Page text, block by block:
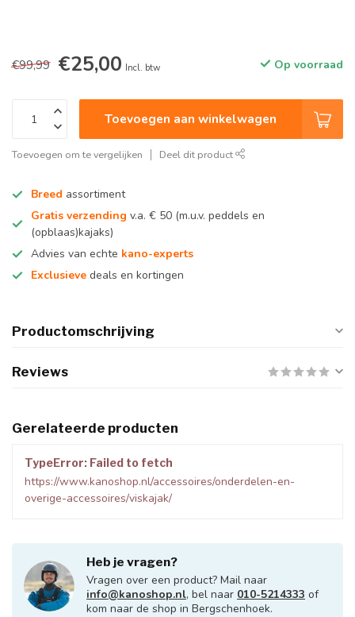
€99,99 €25,00 Incl. btw Op voorraad
Toevoegen aan winkelwagen
Toevoegen om te vergelijken Deel dit product
Breed assortiment
Gratis verzending v.a. € 50 (m.u.v. peddels en
(opblaas)kajaks)
Advies van echte kano-experts
Exclusieve deals en kortingen
Productomschrijving
Reviews
Gerelateerde producten
TypeError: Failed to fetch
https://www.kanoshop.nl/accessoires/onderdelen-en-
overige-accessoires/viskajak/
Heb je vragen?
Vragen over een product? Mail naar
info@kanoshop.nl, bel naar 010-5214333 of
kom naar de shop in Bergschenhoek.